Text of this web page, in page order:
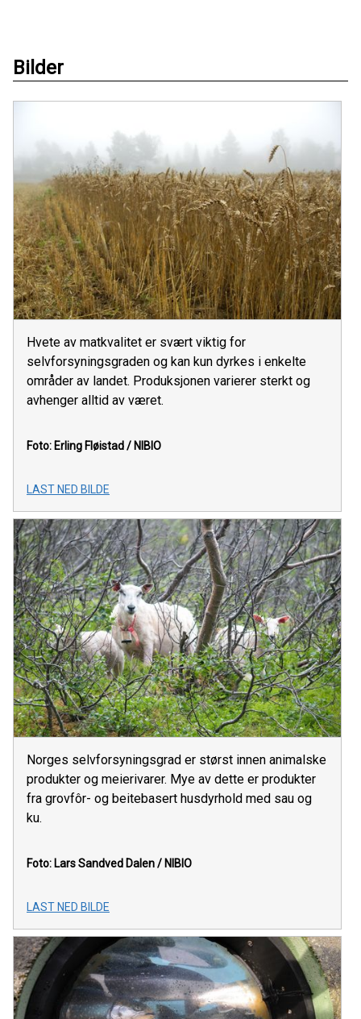
Bilder
Hvete av matkvalitet er svært viktig for
selvforsyningsgraden og kan kun dyrkes i enkelte
områder av landet. Produksjonen varierer sterkt og
avhenger alltid av været.
Foto: Erling Fløistad / NIBIO
LAST NED BILDE
Norges selvforsyningsgrad er størst innen animalske
produkter og meierivarer. Mye av dette er produkter
fra grovfôr- og beitebasert husdyrhold med sau og
ku.
Foto: Lars Sandved Dalen / NIBIO
LAST NED BILDE